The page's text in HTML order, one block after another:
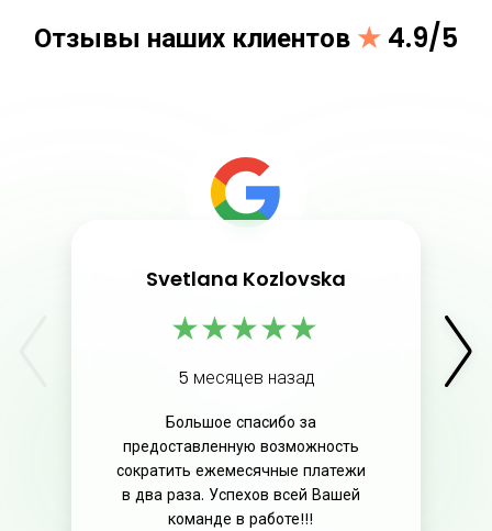
Отзывы наших клиентов ★ 4.9/5
Svetlana Kozlovska
★★★★★
5 месяцев назад
Большое спасибо за
предоставленную возможность
сократить ежемесячные платежи
в два раза. Успехов всей Вашей
команде в работе!!!